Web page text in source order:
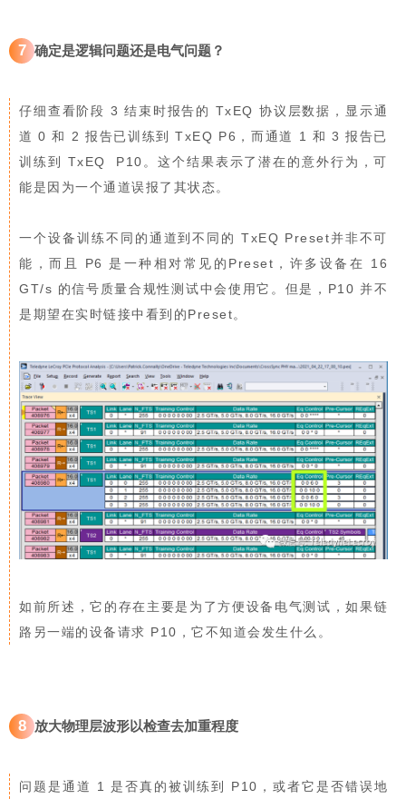
7 确定是逻辑问题还是电气问题？
仔细查看阶段 3 结束时报告的 TxEQ 协议层数据，显示通
道 0 和 2 报告已训练到 TxEQ P6，而通道 1 和 3 报告已
训练到 TxEQ P10。这个结果表示了潜在的意外行为，可
能是因为一个通道误报了其状态。
一个设备训练不同的通道到不同的 TxEQ Preset并非不可
能，而且 P6 是一种相对常见的Preset，许多设备在 16
GT/s 的信号质量合规性测试中会使用它。但是，P10 并不
是期望在实时链接中看到的Preset。
如前所述，它的存在主要是为了方便设备电气测试，如果链
路另一端的设备请求 P10，它不知道会发生什么。
8 放大物理层波形以检查去加重程度
问题是通道 1 是否真的被训练到 P10，或者它是否错误地